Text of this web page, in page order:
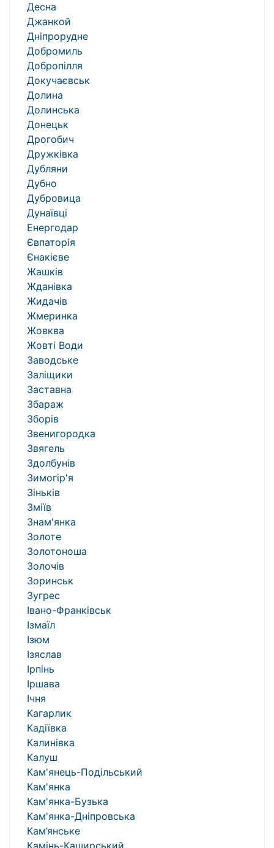
Десна
Джанкой
Дніпрорудне
Добромиль
Добропілля
Докучаєвськ
Долина
Долинська
Донецьк
Дрогобич
Дружківка
Дубляни
Дубно
Дубровица
Дунаївці
Енергодар
Євпаторія
Єнакієве
Жашків
Жданівка
Жидачів
Жмеринка
Жовква
Жовті Води
Заводське
Заліщики
Заставна
Збараж
Зборів
Звенигородка
Звягель
Здолбунів
Зимогір'я
Зіньків
Зміїв
Знам'янка
Золоте
Золотоноша
Золочів
Зоринськ
Зугрес
Івано-Франківськ
Ізмаїл
Ізюм
Ізяслав
Ірпінь
Іршава
Ічня
Кагарлик
Кадіївка
Калинівка
Калуш
Кам'янець-Подільський
Кам'янка
Кам'янка-Бузька
Кам'янка-Дніпровська
Кам’янське
Камінь-Каширський